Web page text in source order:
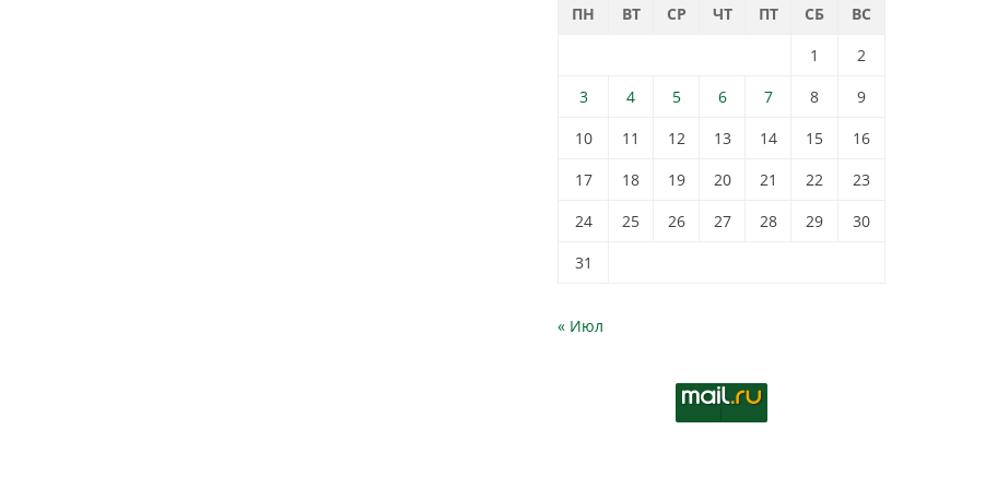
ПН ВТ СР ЧТ ПТ СБ
ВС
1
2
3
4 5 6 7 8
9
10
11 12 13 14 15
16
17
18 19 20 21 22
23
24
25 26 27 28 29
30
31
« Июл